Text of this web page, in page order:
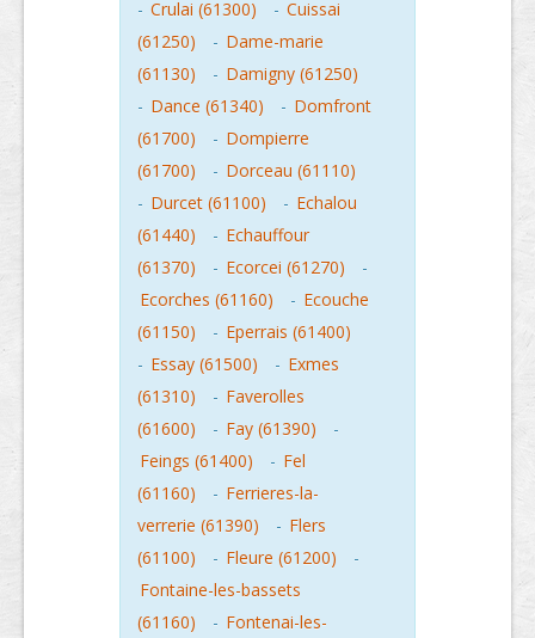
- Crulai (61300) - Cuissai
(61250)
- Dame-marie
(61130)
- Damigny (61250)
- Dance (61340) - Domfront
(61700)
- Dompierre
(61700)
- Dorceau (61110)
- Durcet (61100) - Echalou
(61440)
- Echauffour
(61370)
- Ecorcei (61270)
-
Ecorches (61160)
- Ecouche
(61150)
- Eperrais (61400)
- Essay (61500) - Exmes
(61310)
- Faverolles
(61600)
- Fay (61390)
-
Feings (61400)
- Fel
(61160)
- Ferrieres-la-
verrerie (61390)
- Flers
(61100)
- Fleure (61200)
-
Fontaine-les-bassets
(61160)
- Fontenai-les-